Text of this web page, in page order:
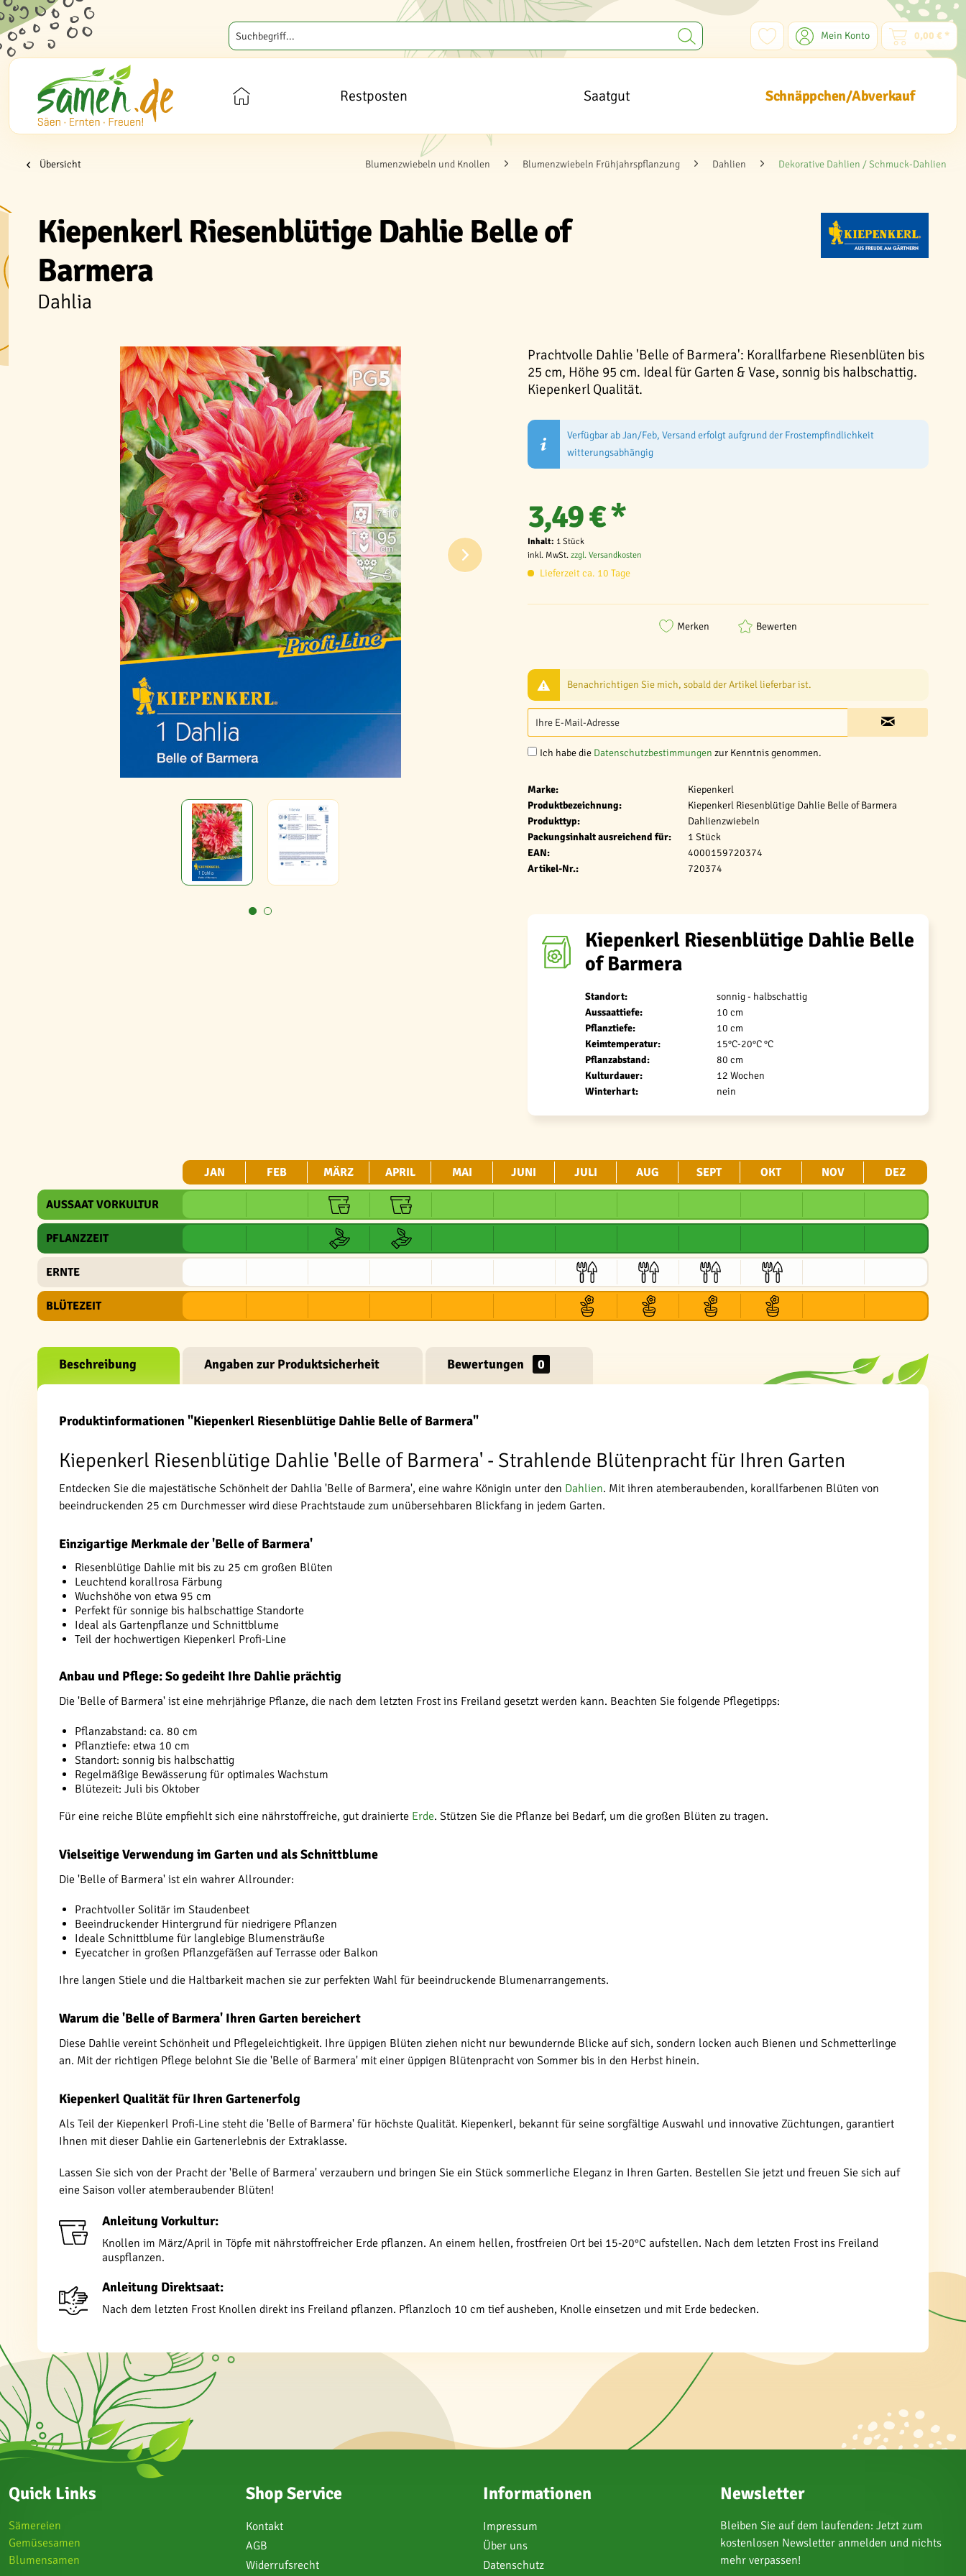
Mein Konto 0,00 € *
Restposten Saatgut Schnäppchen/Abverkauf
Übersicht Blumenzwiebeln und Knollen Blumenzwiebeln Frühjahrspflanzung Dahlien Dekorative Dahlien / Schmuck-Dahlien
Kiepenkerl Riesenblütige Dahlie Belle of
Barmera
Dahlia
Prachtvolle Dahlie 'Belle of Barmera': Korallfarbene Riesenblüten bis
25 cm, Höhe 95 cm. Ideal für Garten & Vase, sonnig bis halbschattig.
Kiepenkerl Qualität.
Verfügbar ab Jan/Feb, Versand erfolgt aufgrund der Frostempfindlichkeit
witterungsabhängig
Benachrichtigen Sie mich, sobald der Artikel lieferbar ist.
Ich habe die Datenschutzbestimmungen zur Kenntnis genommen.
Marke:
Kiepenkerl
Produktbezeichnung:
Kiepenkerl Riesenblütige Dahlie Belle of Barmera
Produkttyp:
Dahlienzwiebeln
Packungsinhalt ausreichend für:
1 Stück
EAN:
4000159720374
Artikel-Nr.:
720374
3,49 € *
Inhalt: 1 Stück
inkl. MwSt. zzgl. Versandkosten
Lieferzeit ca. 10 Tage
Merken Bewerten
Kiepenkerl Riesenblütige Dahlie Belle
of Barmera
Standort:
sonnig - halbschattig
Aussaattiefe:
10 cm
Pflanztiefe:
10 cm
Keimtemperatur:
15°C-20°C °C
Pflanzabstand:
80 cm
Kulturdauer:
12 Wochen
Winterhart:
nein
JAN FEB MÄRZ APRIL MAI JUNI JULI AUG SEPT OKT NOV DEZ
AUSSAAT VORKULTUR
PFLANZZEIT
ERNTE
BLÜTEZEIT
Beschreibung Angaben zur Produktsicherheit Bewertungen 0
Produktinformationen "Kiepenkerl Riesenblütige Dahlie Belle of Barmera"
Kiepenkerl Riesenblütige Dahlie 'Belle of Barmera' - Strahlende Blütenpracht für Ihren Garten
Entdecken Sie die majestätische Schönheit der Dahlia 'Belle of Barmera', eine wahre Königin unter den Dahlien. Mit ihren atemberaubenden, korallfarbenen Blüten von
beeindruckenden 25 cm Durchmesser wird diese Prachtstaude zum unübersehbaren Blickfang in jedem Garten.
Einzigartige Merkmale der 'Belle of Barmera'
Riesenblütige Dahlie mit bis zu 25 cm großen Blüten
Leuchtend korallrosa Färbung
Wuchshöhe von etwa 95 cm
Perfekt für sonnige bis halbschattige Standorte
Ideal als Gartenpflanze und Schnittblume
Teil der hochwertigen Kiepenkerl Profi-Line
Anbau und Pflege: So gedeiht Ihre Dahlie prächtig
Die 'Belle of Barmera' ist eine mehrjährige Pflanze, die nach dem letzten Frost ins Freiland gesetzt werden kann. Beachten Sie folgende Pflegetipps:
Pflanzabstand: ca. 80 cm
Pflanztiefe: etwa 10 cm
Standort: sonnig bis halbschattig
Regelmäßige Bewässerung für optimales Wachstum
Blütezeit: Juli bis Oktober
Für eine reiche Blüte empfiehlt sich eine nährstoffreiche, gut drainierte Erde. Stützen Sie die Pflanze bei Bedarf, um die großen Blüten zu tragen.
Vielseitige Verwendung im Garten und als Schnittblume
Die 'Belle of Barmera' ist ein wahrer Allrounder:
Prachtvoller Solitär im Staudenbeet
Beeindruckender Hintergrund für niedrigere Pflanzen
Ideale Schnittblume für langlebige Blumensträuße
Eyecatcher in großen Pflanzgefäßen auf Terrasse oder Balkon
Ihre langen Stiele und die Haltbarkeit machen sie zur perfekten Wahl für beeindruckende Blumenarrangements.
Warum die 'Belle of Barmera' Ihren Garten bereichert
Diese Dahlie vereint Schönheit und Pflegeleichtigkeit. Ihre üppigen Blüten ziehen nicht nur bewundernde Blicke auf sich, sondern locken auch Bienen und Schmetterlinge
an. Mit der richtigen Pflege belohnt Sie die 'Belle of Barmera' mit einer üppigen Blütenpracht von Sommer bis in den Herbst hinein.
Kiepenkerl Qualität für Ihren Gartenerfolg
Als Teil der Kiepenkerl Profi-Line steht die 'Belle of Barmera' für höchste Qualität. Kiepenkerl, bekannt für seine sorgfältige Auswahl und innovative Züchtungen, garantiert
Ihnen mit dieser Dahlie ein Gartenerlebnis der Extraklasse.
Lassen Sie sich von der Pracht der 'Belle of Barmera' verzaubern und bringen Sie ein Stück sommerliche Eleganz in Ihren Garten. Bestellen Sie jetzt und freuen Sie sich auf
eine Saison voller atemberaubender Blüten!
Anleitung Vorkultur:
Knollen im März/April in Töpfe mit nährstoffreicher Erde pflanzen. An einem hellen, frostfreien Ort bei 15-20°C aufstellen. Nach dem letzten Frost ins Freiland
auspflanzen.
Anleitung Direktsaat:
Nach dem letzten Frost Knollen direkt ins Freiland pflanzen. Pflanzloch 10 cm tief ausheben, Knolle einsetzen und mit Erde bedecken.
Quick Links
Sämereien
Gemüsesamen
Blumensamen
Shop Service
Kontakt
AGB
Widerrufsrecht
Informationen
Impressum
Über uns
Datenschutz
Newsletter
Bleiben Sie auf dem laufenden: Jetzt zum
kostenlosen Newsletter anmelden und nichts
mehr verpassen!